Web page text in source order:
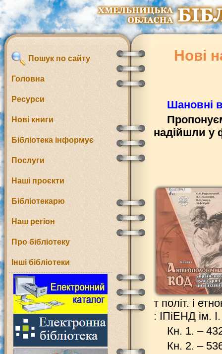
Пошук по сайту
Головна
Ресурси
Нові книги
Бібліотека інформує
Послуги
Наші проєкти
Бібліотекарю
Наш регіон
Про бібліотеку
Інші бібліотеки
Нові
Шановні
надійшли у
т політ. і
: ІПіЕНД ім.
Кн. 1. –
Кн. 2. –